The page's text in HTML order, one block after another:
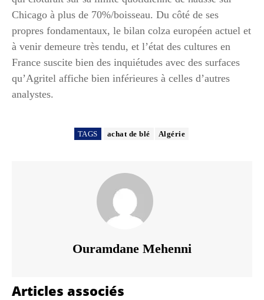
Chicago à plus de 70%/boisseau. Du côté de ses
propres fondamentaux, le bilan colza européen actuel et
à venir demeure très tendu, et l’état des cultures en
France suscite bien des inquiétudes avec des surfaces
qu’Agritel affiche bien inférieures à celles d’autres
analystes.
TAGS achat de blé Algérie
Ouramdane Mehenni
Articles associés